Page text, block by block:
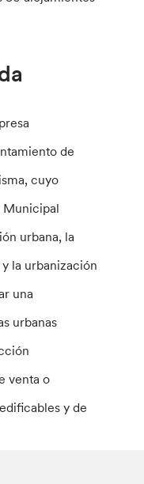
de
cuyo
Municipal
urbana, la
la urbanización
una
urbanas
venta o
y de